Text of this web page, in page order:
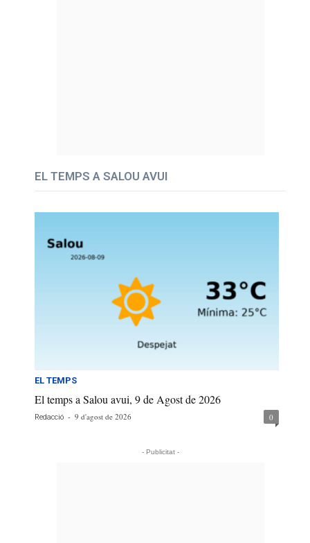
EL TEMPS A SALOU AVUI
EL TEMPS
El temps a Salou avui, 9 de Agost de 2026
Redacció - 9 d'agost de 2026 0
- Publicitat -